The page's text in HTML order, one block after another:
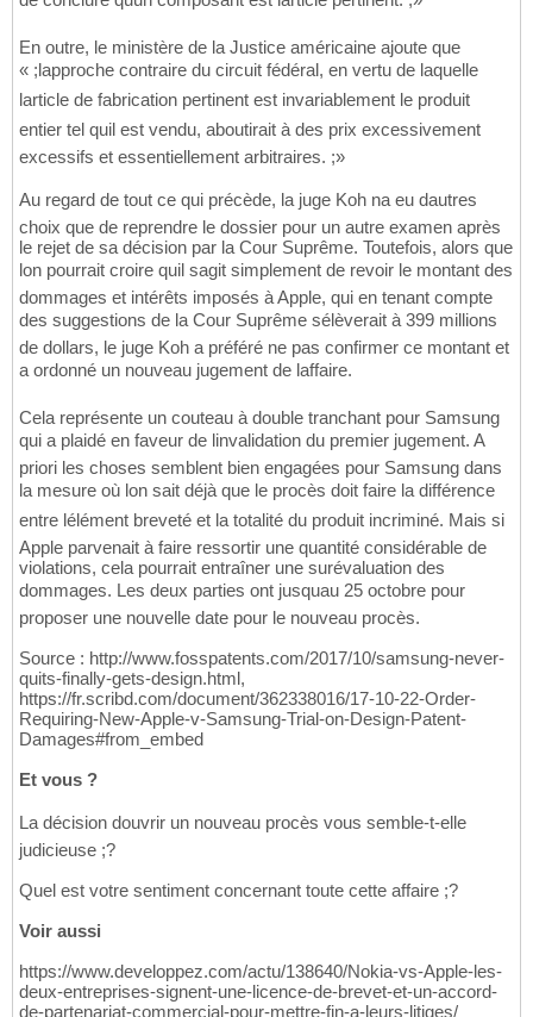
En outre, le ministère de la Justice américaine ajoute que
« ;lapproche contraire du circuit fédéral, en vertu de laquelle
larticle de fabrication pertinent est invariablement le produit
entier tel quil est vendu, aboutirait à des prix excessivement
excessifs et essentiellement arbitraires. ;»
Au regard de tout ce qui précède, la juge Koh na eu dautres
choix que de reprendre le dossier pour un autre examen après
le rejet de sa décision par la Cour Suprême. Toutefois, alors que
lon pourrait croire quil sagit simplement de revoir le montant des
dommages et intérêts imposés à Apple, qui en tenant compte
des suggestions de la Cour Suprême sélèverait à 399 millions
de dollars, le juge Koh a préféré ne pas confirmer ce montant et
a ordonné un nouveau jugement de laffaire.
Cela représente un couteau à double tranchant pour Samsung
qui a plaidé en faveur de linvalidation du premier jugement. A
priori les choses semblent bien engagées pour Samsung dans
la mesure où lon sait déjà que le procès doit faire la différence
entre lélément breveté et la totalité du produit incriminé. Mais si
Apple parvenait à faire ressortir une quantité considérable de
violations, cela pourrait entraîner une surévaluation des
dommages. Les deux parties ont jusquau 25 octobre pour
proposer une nouvelle date pour le nouveau procès.
Source : http://www.fosspatents.com/2017/10/samsung-never-
quits-finally-gets-design.html,
https://fr.scribd.com/document/362338016/17-10-22-Order-
Requiring-New-Apple-v-Samsung-Trial-on-Design-Patent-
Damages#from_embed
Et vous ?
La décision douvrir un nouveau procès vous semble-t-elle
judicieuse ;?
Quel est votre sentiment concernant toute cette affaire ;?
Voir aussi
https://www.developpez.com/actu/138640/Nokia-vs-Apple-les-
deux-entreprises-signent-une-licence-de-brevet-et-un-accord-
de-partenariat-commercial-pour-mettre-fin-a-leurs-litiges/